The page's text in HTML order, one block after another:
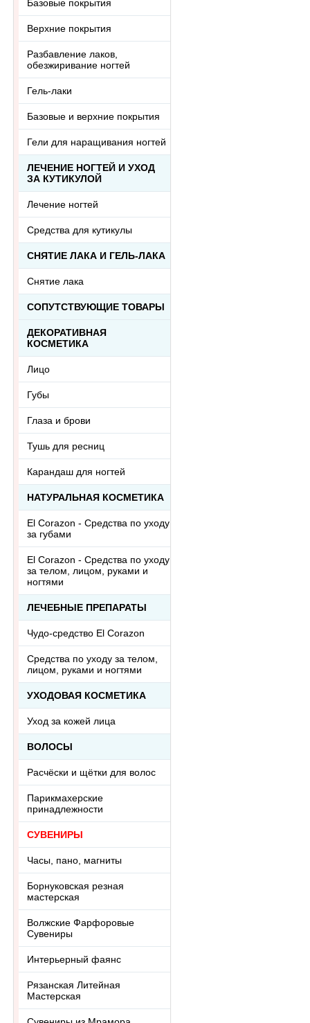
Базовые покрытия
Верхние покрытия
Разбавление лаков,
обезжиривание ногтей
Гель-лаки
Базовые и верхние покрытия
Гели для наращивания ногтей
ЛЕЧЕНИЕ НОГТЕЙ И УХОД
ЗА КУТИКУЛОЙ
Лечение ногтей
Средства для кутикулы
СНЯТИЕ ЛАКА И ГЕЛЬ-ЛАКА
Снятие лака
СОПУТСТВУЮЩИЕ ТОВАРЫ
ДЕКОРАТИВНАЯ
КОСМЕТИКА
Лицо
Губы
Глаза и брови
Тушь для ресниц
Карандаш для ногтей
НАТУРАЛЬНАЯ КОСМЕТИКА
El Corazon - Средства по уходу
за губами
El Corazon - Средства по уходу
за телом, лицом, руками и
ногтями
ЛЕЧЕБНЫЕ ПРЕПАРАТЫ
Чудо-средство El Corazon
Средства по уходу за телом,
лицом, руками и ногтями
УХОДОВАЯ КОСМЕТИКА
Уход за кожей лица
ВОЛОСЫ
Расчёски и щётки для волос
Парикмахерские
принадлежности
СУВЕНИРЫ
Часы, пано, магниты
Борнуковская резная
мастерская
Волжские Фарфоровые
Сувениры
Интерьерный фаянс
Рязанская Литейная
Мастерская